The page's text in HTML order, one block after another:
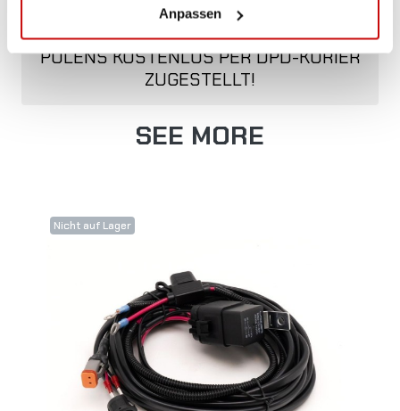
Anpassen
ALLE BESTELLUNGEN IN UNSEREM
SHOP WERDEN IHNEN INNERHALB
POLENS KOSTENLOS PER DPD-KURIER
ZUGESTELLT!
SEE MORE
Nicht auf Lager